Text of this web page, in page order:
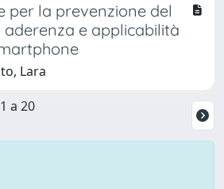
per la prevenzione del
aderenza e applicabilità
Lara
a 20